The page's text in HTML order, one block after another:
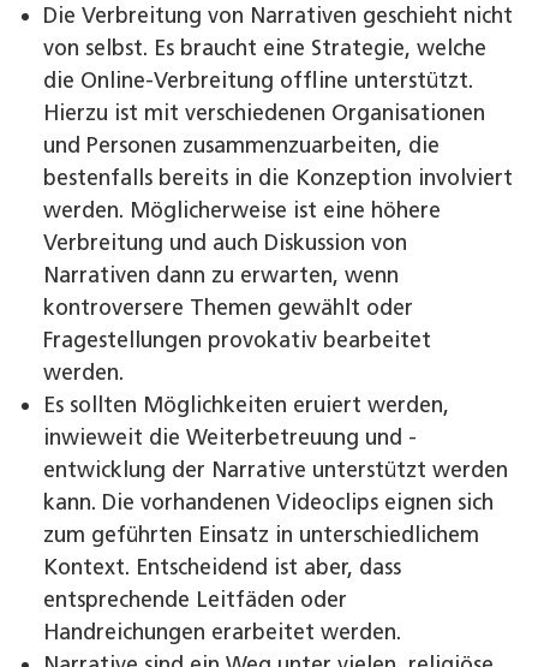
Die Verbreitung von Narrativen geschieht nicht
von selbst. Es braucht eine Strategie, welche
die Online-Verbreitung offline unterstützt.
Hierzu ist mit verschiedenen Organisationen
und Personen zusammenzuarbeiten, die
bestenfalls bereits in die Konzeption involviert
werden. Möglicherweise ist eine höhere
Verbreitung und auch Diskussion von
Narrativen dann zu erwarten, wenn
kontroversere Themen gewählt oder
Fragestellungen provo­kativ bearbeitet
werden.
Es sollten Möglichkeiten eruiert werden,
inwieweit die Weiterbetreuung und -
entwicklung der Narrative unterstützt werden
kann. Die vorhandenen Videoclips eignen sich
zum geführten Einsatz in unterschiedlichem
Kontext. Entscheidend ist aber, dass
entsprechende Leit­fäden oder
Handreichungen erarbeitet werden.